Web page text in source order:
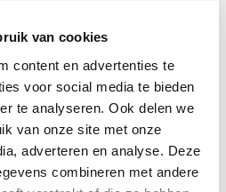
van cookies
content en advertenties te
voor social media te bieden
te analyseren. Ook delen we
van onze site met onze
adverteren en analyse. Deze
combineren met andere
de Velserdijk
de grens van een gebied
gemeente, provincie of
geplaatst op het punt waar de